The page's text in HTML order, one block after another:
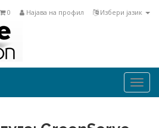
Избери јазик
Најава на профил
0